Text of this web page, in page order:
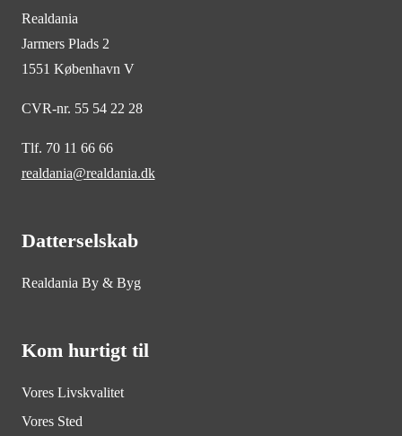
Realdania
Jarmers Plads 2
1551 København V
CVR-nr. 55 54 22 28
Tlf. 70 11 66 66
realdania@realdania.dk
Datterselskab
Realdania By & Byg
Kom hurtigt til
Vores Livskvalitet
Vores Sted